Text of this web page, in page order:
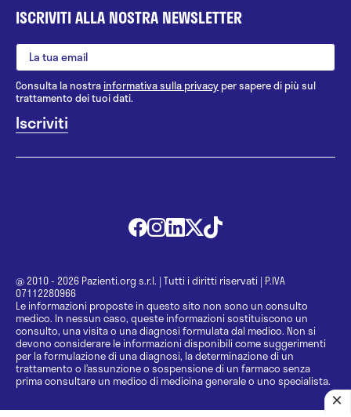
ISCRIVITI ALLA NOSTRA NEWSLETTER
Consulta la nostrainformativa sulla privacy per sapere di più sul
trattamento dei tuoi dati.
@ 2010 - 2026 Pazienti.org s.r.l. | Tutti i diritti riservati | P.IVA
07112280966
Le informazioni proposte in questo sito non sono un consulto
medico. In nessun caso, queste informazioni sostituiscono un
consulto, una visita o una diagnosi formulata dal medico. Non si
devono considerare le informazioni disponibili come suggerimenti
per la formulazione di una diagnosi, la determinazione di un
trattamento o l’assunzione o sospensione di un farmaco senza
prima consultare un medico di medicina generale o uno specialista.